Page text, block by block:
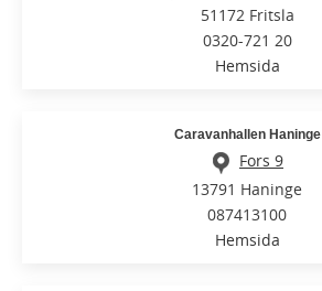
51172 Fritsla
0320-721 20
Hemsida
Caravanhallen Haninge
Fors 9
13791 Haninge
087413100
Hemsida